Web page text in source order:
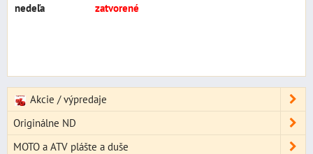
nedeľa zatvorené
Akcie / výpredaje
Originálne ND
MOTO a ATV plášte a duše